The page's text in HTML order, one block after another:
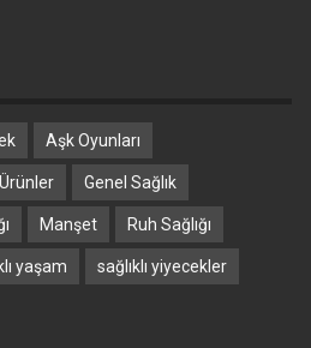
Aşk Oyunları
Genel Sağlık
Manşet Ruh Sağlığı
yaşam sağlıklı yiyecekler